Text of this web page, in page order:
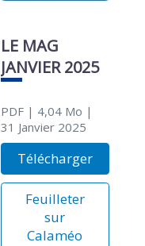
LE MAG
JANVIER 2025
PDF| 4,04 Mo |
31 Janvier 2025
Télécharger
Feuilleter
sur
Calaméo